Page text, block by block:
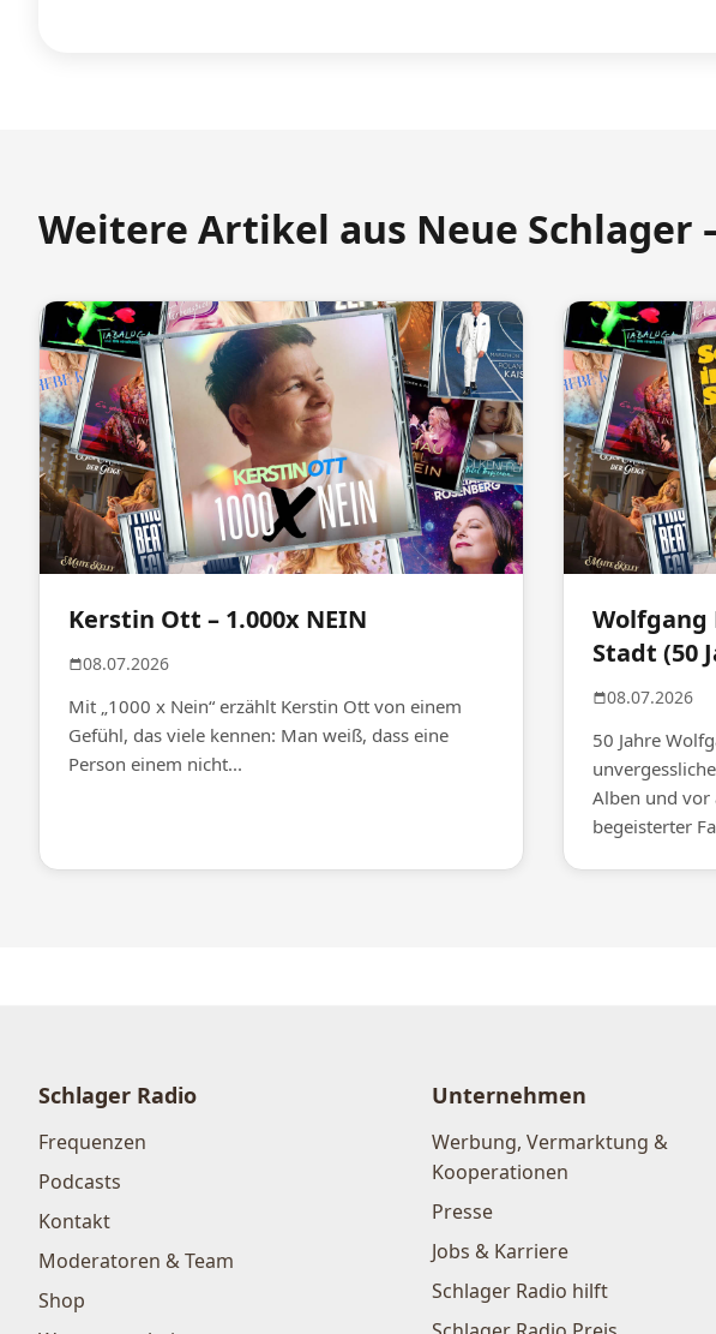
Weitere Artikel aus Neue Schlager
Kerstin Ott – 1.000x NEIN
08.07.2026
Mit „1000 x Nein“ erzählt Kerstin Ott von einem
Gefühl, das viele kennen: Man weiß, dass eine
Person einem nicht...
Wolfgang
Stadt (50
08.07.2026
50 Jahre
Alben und vor
begeisterter
Schlager Radio
Frequenzen
Podcasts
Kontakt
Moderatoren & Team
Shop
Unternehmen
Werbung, Vermarktung &
Kooperationen
Presse
Jobs & Karriere
Schlager Radio hilft